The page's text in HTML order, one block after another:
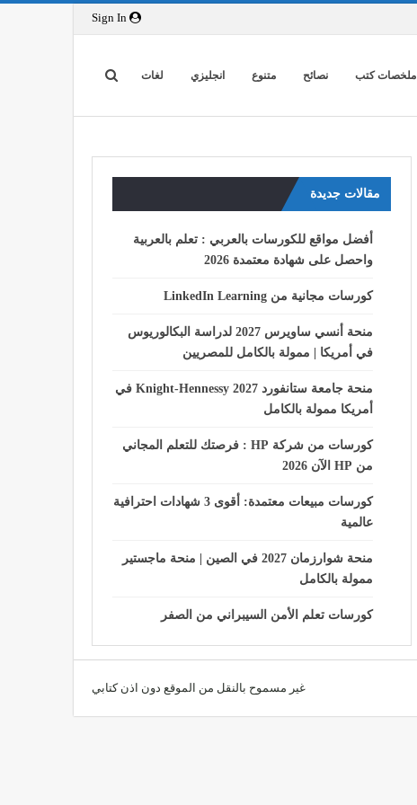
ملخصات كتب نصائح متنوع انجليزي لغات
مقالات جديدة
أفضل مواقع للكورسات بالعربي : تعلم بالعربية
واحصل على شهادة معتمدة 2026
كورسات مجانية من LinkedIn Learning
منحة أنسي ساويرس 2027 لدراسة البكالوريوس
في أمريكا | ممولة بالكامل للمصريين
منحة جامعة ستانفورد Knight-Hennessy 2027 في
أمريكا ممولة بالكامل
كورسات من شركة HP : فرصتك للتعلم المجاني
من HP الآن 2026
كورسات مبيعات معتمدة: أقوى 3 شهادات احترافية
عالمية
منحة شوارزمان 2027 في الصين | منحة ماجستير
ممولة بالكامل
كورسات تعلم الأمن السيبراني من الصفر
غير مسموح بالنقل من الموقع دون اذن كتابي